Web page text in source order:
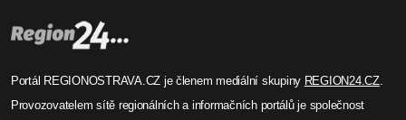
Portál REGIONOSTRAVA.CZ je členem mediální skupiny REGION24.CZ.
Provozovatelem sítě regionálních a informačních portálů je společnost